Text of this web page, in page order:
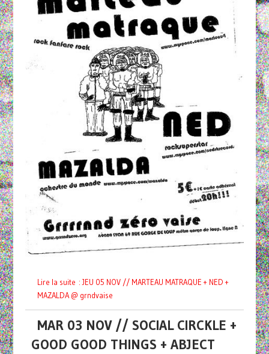
Lire la suite : JEU 05 NOV // MARTEAU MATRAQUE + NED +
MAZALDA @ grndvaise
MAR 03 NOV // SOCIAL CIRCKLE +
GOOD GOOD THINGS + ABJECT